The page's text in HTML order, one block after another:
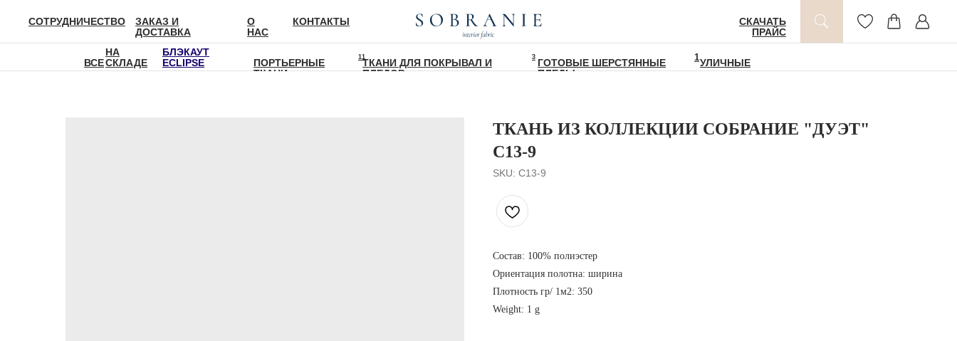
СОТРУДНИЧЕСТВО
ЗАКАЗ И
ДОСТАВКА
О
НАС
КОНТАКТЫ
СКАЧАТЬ
ПРАЙС
ВСЕ
НА
СКЛАДЕ
БЛЭКАУТ
ECLIPSE
ПОРТЬЕРНЫЕ
ТКАНИ
11ТКАНИ ДЛЯ ПОКРЫВАЛ И
ПЛЕДОВ
3 ГОТОВЫЕ ШЕРСТЯННЫЕ
ПЛЕДЫ
1УЛИЧНЫЕ
ТКАНЬ ИЗ КОЛЛЕКЦИИ СОБРАНИЕ "ДУЭТ"
C13-9
SKU: C13-9
Состав: 100% полиэстер
Ориентация полотна: ширина
Плотность гр/ 1м2: 350
Weight: 1 g